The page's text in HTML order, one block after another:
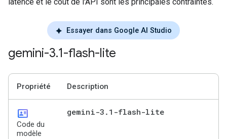
Essayer dans Google AI Studio
gemini-3.1-flash-lite
Propriété Description
id_card
Code du
modèle
gemini-3 . 1-flash-lite